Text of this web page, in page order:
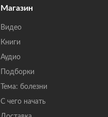
Магазин
Видео
Книги
Аудио
Подборки
Тема: болезни
С чего начать